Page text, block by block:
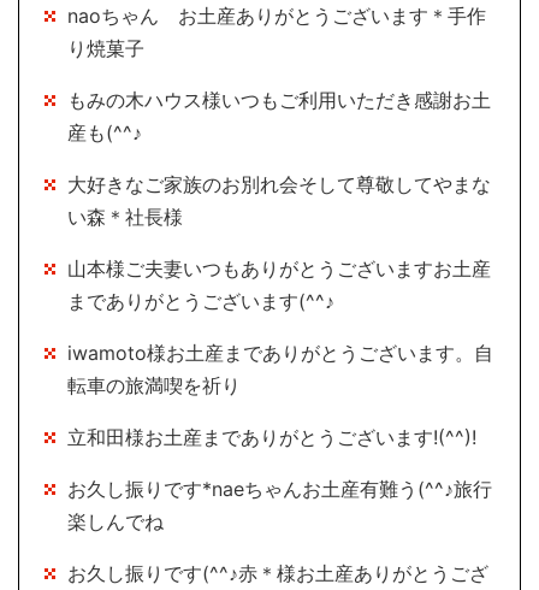
naoちゃん お土産ありがとうございます＊手作
り焼菓子
もみの木ハウス様いつもご利用いただき感謝お土
産も(^^♪
大好きなご家族のお別れ会そして尊敬してやまな
い森＊社長様
山本様ご夫妻いつもありがとうございますお土産
までありがとうございます(^^♪
iwamoto様お土産までありがとうございます。自
転車の旅満喫を祈り
立和田様お土産までありがとうございます!(^^)!
お久し振りです*naeちゃんお土産有難う(^^♪旅行
楽しんでね
お久し振りです(^^♪赤＊様お土産ありがとうござ